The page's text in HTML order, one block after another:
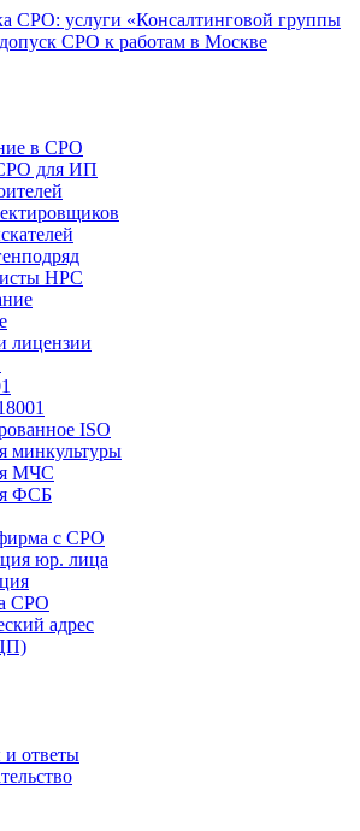
в СРО
для ИП
НРС
лицензии
ISO
минкультуры
МЧС
ФСБ
с СРО
юр. лица
СРО
адрес
ответы